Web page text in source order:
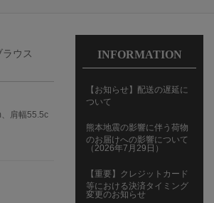
ウス
肩幅55.5c
INFORMATION
【お知らせ】配送の遅延に
ついて
熊本地震の影響に伴う荷物
のお届けへの影響について
（2026年7月29日）
【重要】クレジットカード
等における決済タイミング
変更のお知らせ